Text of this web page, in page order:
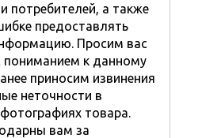
потребителей, а также
предоставлять
Просим вас
пониманием к данному
приносим извинения
неточности в
товара.
вам за